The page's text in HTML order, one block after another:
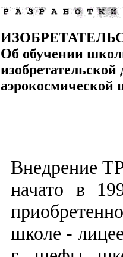
Об обучении
изобретательской
аэрокосмической
Внедрение
начато в
школе -